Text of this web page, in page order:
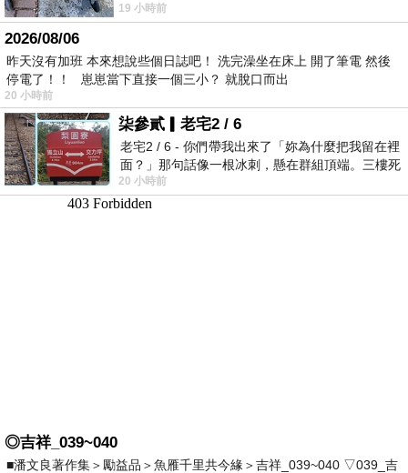
19 小時前
2026/08/06
昨天沒有加班 本來想說些個日誌吧！ 洗完澡坐在床上 開了筆電 然後
停電了！！ 崽崽當下直接一個三小？ 就脫口而出
20 小時前
柒參貳▎老宅2 / 6
老宅2 / 6 - 你們帶我出來了「妳為什麼把我留在裡
面？」那句話像一根冰刺，懸在群組頂端。三樓死
死盯著照片裡的人。那個人確實站在
20 小時前
◎吉祥_039~040
■潘文良著作集＞勵益品＞魚雁千里共今緣＞吉祥_039~040 ▽039_吉